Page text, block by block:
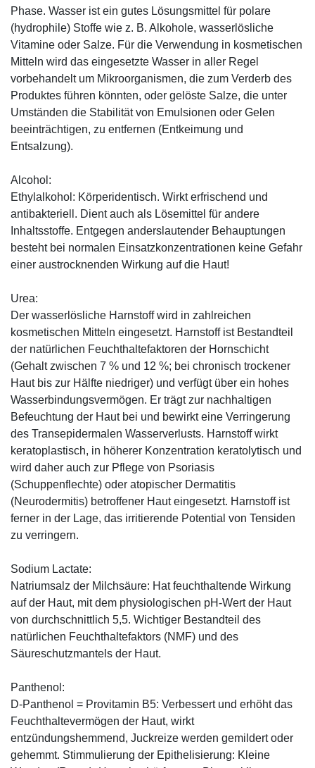
Phase. Wasser ist ein gutes Lösungsmittel für polare
(hydrophile) Stoffe wie z. B. Alkohole, wasserlösliche
Vitamine oder Salze. Für die Verwendung in kosmetischen
Mitteln wird das eingesetzte Wasser in aller Regel
vorbehandelt um Mikroorganismen, die zum Verderb des
Produktes führen könnten, oder gelöste Salze, die unter
Umständen die Stabilität von Emulsionen oder Gelen
beeinträchtigen, zu entfernen (Entkeimung und
Entsalzung).
Alcohol:
Ethylalkohol: Körperidentisch. Wirkt erfrischend und
antibakteriell. Dient auch als Lösemittel für andere
Inhaltsstoffe. Entgegen anderslautender Behauptungen
besteht bei normalen Einsatzkonzentrationen keine Gefahr
einer austrocknenden Wirkung auf die Haut!
Urea:
Der wasserlösliche Harnstoff wird in zahlreichen
kosmetischen Mitteln eingesetzt. Harnstoff ist Bestandteil
der natürlichen Feuchthaltefaktoren der Hornschicht
(Gehalt zwischen 7 % und 12 %; bei chronisch trockener
Haut bis zur Hälfte niedriger) und verfügt über ein hohes
Wasserbindungsvermögen. Er trägt zur nachhaltigen
Befeuchtung der Haut bei und bewirkt eine Verringerung
des Transepidermalen Wasserverlusts. Harnstoff wirkt
keratoplastisch, in höherer Konzentration keratolytisch und
wird daher auch zur Pflege von Psoriasis
(Schuppenflechte) oder atopischer Dermatitis
(Neurodermitis) betroffener Haut eingesetzt. Harnstoff ist
ferner in der Lage, das irritierende Potential von Tensiden
zu verringern.
Sodium Lactate:
Natriumsalz der Milchsäure: Hat feuchthaltende Wirkung
auf der Haut, mit dem physiologischen pH-Wert der Haut
von durchschnittlich 5,5. Wichtiger Bestandteil des
natürlichen Feuchthaltefaktors (NMF) und des
Säureschutzmantels der Haut.
Panthenol:
D-Panthenol = Provitamin B5: Verbessert und erhöht das
Feuchthaltevermögen der Haut, wirkt
entzündungshemmend, Juckreize werden gemildert oder
gehemmt. Stimmulierung der Epithelisierung: Kleine